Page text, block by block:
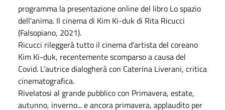
programma la presentazione online del libro Lo spazio
dell'anima. Il cinema di Kim Ki-duk di Rita Ricucci
(Falsopiano, 2021).
Ricucci rileggerà tutto il cinema d'artista del coreano
Kim Ki-duk, recentemente scomparso a causa del
Covid. L’autrice dialogherà con Caterina Liverani, critica
cinematografica.
Rivelatosi al grande pubblico con Primavera, estate,
autunno, inverno... e ancora primavera, applaudito per